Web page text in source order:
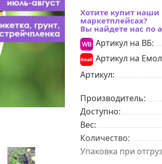
Хотите купит наши
маркетплейсах?
Вы найдете нас по
Артикул на ВБ:
Артикул на
Артикул:
Производитель:
Доступно:
Вес:
Количeствo:
Упаковка при